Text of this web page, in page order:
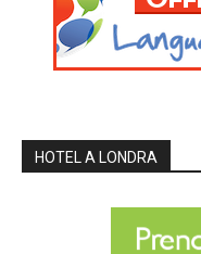
HOTEL A LONDRA